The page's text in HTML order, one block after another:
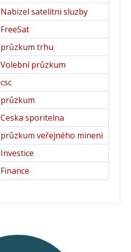
Nabizel satelitni sluzby
FreeSat
průzkum trhu
Volební průzkum
csc
průzkum
Ceska sporitelna
průzkum veřejného mineni
Investice
Finance